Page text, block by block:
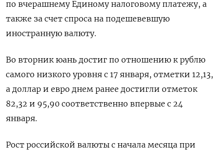
по вчерашнему Единому налоговому платежу, а
также за счет спроса на подешевевшую
иностранную валюту.
Во вторник юань достиг по отношению к рублю
самого низкого уровня с 17 января, отметки 12,13,
а доллар и евро днем ранее достигли отметок
82,32 и 95,90 соответственно впервые с 24
января.
Рост российской валюты с начала месяца при